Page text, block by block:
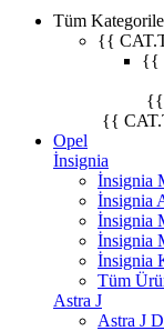
Tüm
{{
{{
{{
{{
Opel
İnsignia
İnsignia
İnsignia
İnsignia
İnsignia
İnsignia
Tüm
Astra J
Astra J